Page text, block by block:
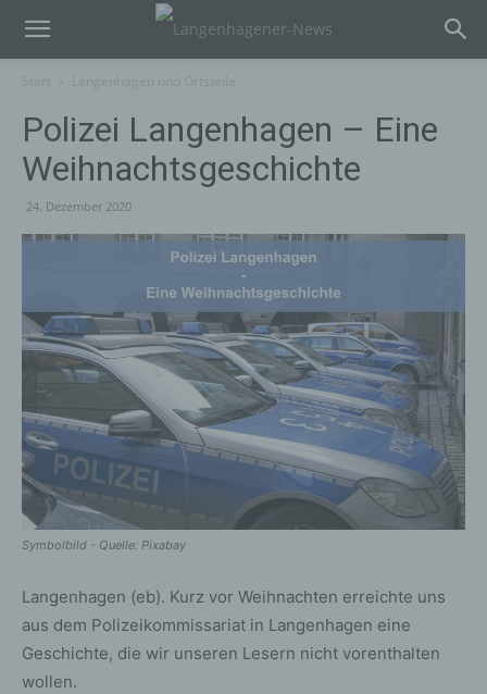
Polizei Langenhagen – Eine
Weihnachtsgeschichte
24. Dezember 2020
Symbolbild - Quelle: Pixabay
Langenhagen (eb). Kurz vor Weihnachten erreichte uns
aus dem Polizeikommissariat in Langenhagen eine
Geschichte, die wir unseren Lesern nicht vorenthalten
wollen.